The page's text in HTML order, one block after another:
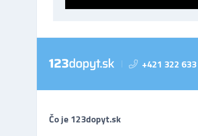
+421 322
Čo je 123dopyt.sk